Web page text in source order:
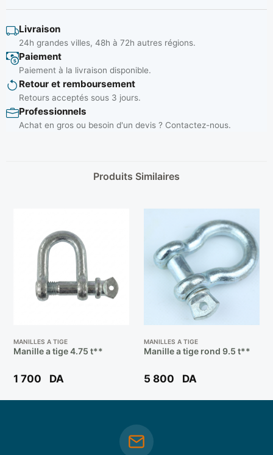
Livraison
24h grandes villes, 48h à 72h autres régions.
Paiement
Paiement à la livraison disponible.
Retour et remboursement
Retours acceptés sous 3 jours.
Professionnels
Achat en gros ou besoin d'un devis ? Contactez-nous.
Produits Similaires
MANILLES A TIGE
Manille a tige 4.75 t**
1 700 DA
MANILLES A TIGE
Manille a tige rond 9.5 t**
5 800 DA